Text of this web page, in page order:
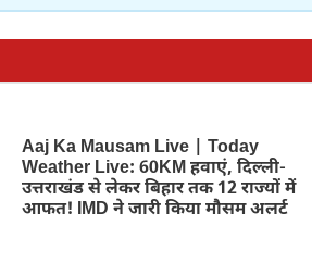
Aaj Ka Mausam Live | Today
Weather Live: 60KM हवाएं, दिल्ली-
उत्तराखंड से लेकर बिहार तक 12 राज्यों में
आफत! IMD ने जारी किया मौसम अलर्ट